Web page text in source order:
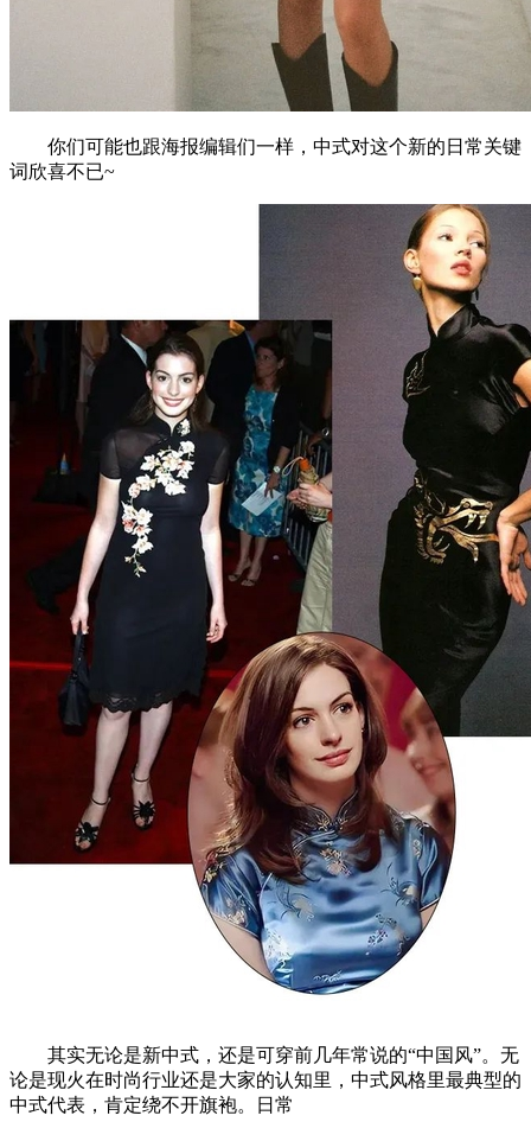
你们可能也跟海报编辑们一样，中式对这个新的日常关键
词欣喜不已~
其实无论是新中式，还是可穿前几年常说的“中国风”。无
论是现火在时尚行业还是大家的认知里，中式风格里最典型的
中式代表，肯定绕不开旗袍。日常